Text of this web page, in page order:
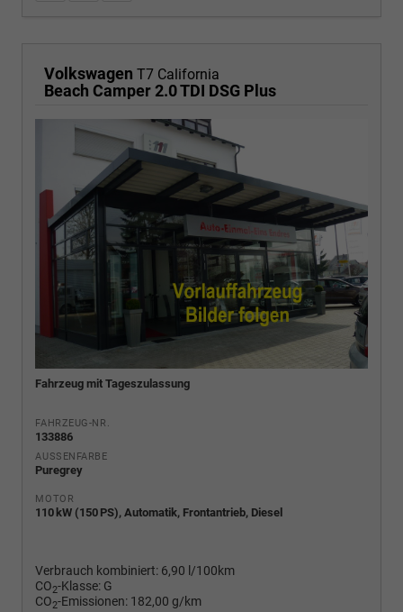
Volkswagen T7 California
Beach Camper 2.0 TDI DSG Plus
Fahrzeug mit Tageszulassung
FAHRZEUG-NR.
133886
AUSSENFARBE
Puregrey
MOTOR
110 kW (150 PS), Automatik, Frontantrieb, Diesel
Verbrauch kombiniert: 6,90 l/100km
CO2-Klasse: G
CO2-Emissionen: 182,00 g/km